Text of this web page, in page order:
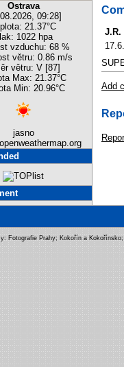
J.R.
Add
Ostrava
09:28]
21.37°C
1022 hpa
vzduchu: 68 %
větru: 0.86 m/s
větru: V [87]
Max: 21.37°C
Min: 20.96°C
jasno
Fotografie Prahy; Kokořín a Kokořínsko;